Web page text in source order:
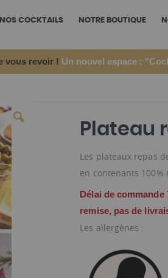
NOS COCKTAILS NOTRE BOUTIQUE
vous revoir ! Un nouvel espace :
Plateau
Les plateaux repas
en contenants
Délai de
remise, pas de
Les allergènes :